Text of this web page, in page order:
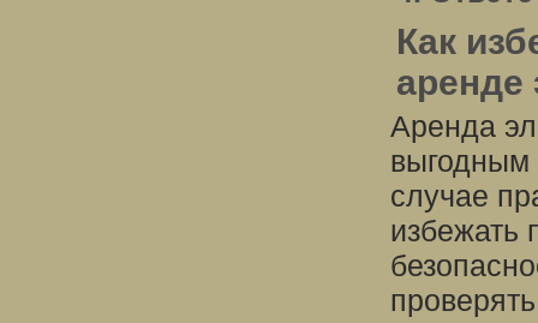
Как
аренде
Аренда
случае
избежать